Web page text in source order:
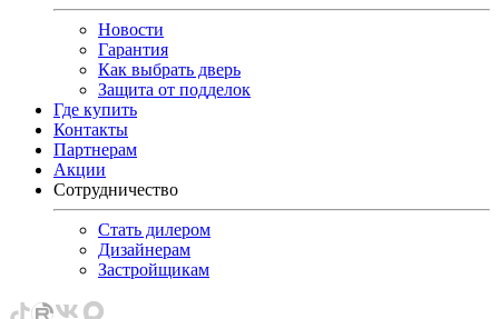
Новости
Гарантия
Как выбрать дверь
Защита от подделок
Где купить
Контакты
Партнерам
Акции
Сотрудничество
Стать дилером
Дизайнерам
Застройщикам